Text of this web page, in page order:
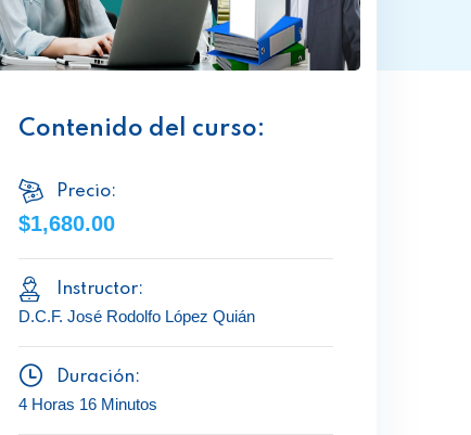
Contenido del curso:
Precio:
$1,680.00
Instructor:
D.C.F. José Rodolfo López Quián
Duración:
4 Horas 16 Minutos